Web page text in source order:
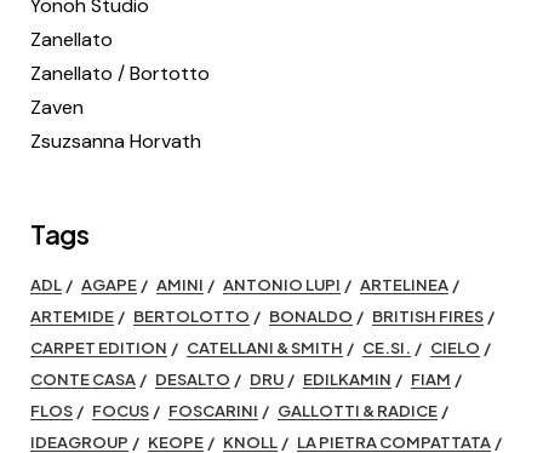
Yonoh Studio
Zanellato
Zanellato / Bortotto
Zaven
Zsuzsanna Horvath
Tags
ADL AGAPE AMINI ANTONIO LUPI
ARTELINEA
ARTEMIDE
BERTOLOTTO BONALDO
BRITISH FIRES
CARPET EDITION
CATELLANI & SMITH CE.SI.
CIELO
CONTE CASA
DESALTO DRU EDILKAMIN
FIAM
FLOS
FOCUS FOSCARINI
GALLOTTI & RADICE
IDEAGROUP
KEOPE KNOLL
LA PIETRA COMPATTATA